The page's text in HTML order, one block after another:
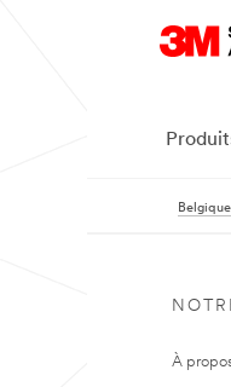
Belgique
À